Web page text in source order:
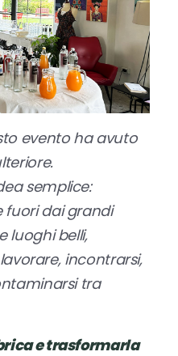
evento ha avuto
semplice:
dai grandi
luoghi belli,
incontrarsi,
tra
e trasformarla